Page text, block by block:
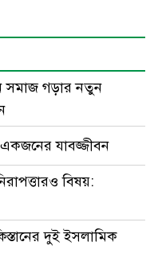
সমাজ গড়ার নতুন
একজনের যাবজ্জীবন
বিষয়:
দুই ইসলামিক